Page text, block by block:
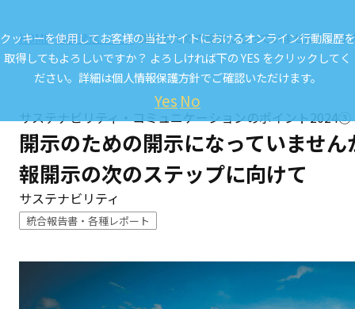
HOME 情報発信／CCL. 開示のための開示になっていませんか？――
サステナビリティ・コミュニケーションのポイント2024③
開示のための開示になっていません
報開示の次のステップに向けて
サステナビリティ
統合報告書・各種レポート
クッキーを使用してお客様の当社サイトにおけるオンライン行動履歴を
取得してもよろしいですか？ よろしければ下の YES をクリックしてく
ださい。詳細は個人情報保護方針でご確認いただけます。
Yes No